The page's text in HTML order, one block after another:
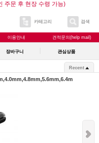
주문 후 현장 수령 가능)
카테고리 검색
이용안내 견적문의(help mail)
장바구니 관심상품
Recent